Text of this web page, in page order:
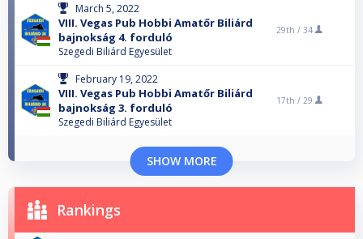
March 5, 2022
VIII. Vegas Pub Hobbi Amatőr Biliárd
bajnokság 4. forduló
Szegedi Biliárd Egyesület
29th / 34
February 19, 2022
VIII. Vegas Pub Hobbi Amatőr Biliárd
bajnokság 3. forduló
Szegedi Biliárd Egyesület
17th / 29
SHOW MORE
Rankings